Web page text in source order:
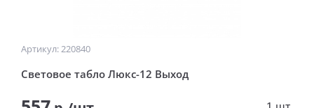
Артикул: 220840
Световое табло Люкс-12 Выход